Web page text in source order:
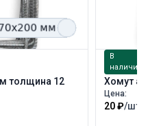
толщина 12
В
наличии
Хомут
Цена:
20 ₽/шт